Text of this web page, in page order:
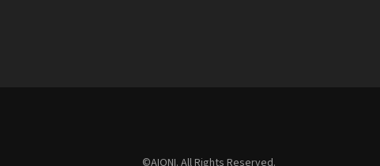
©AIONI. All Rights Reserved.